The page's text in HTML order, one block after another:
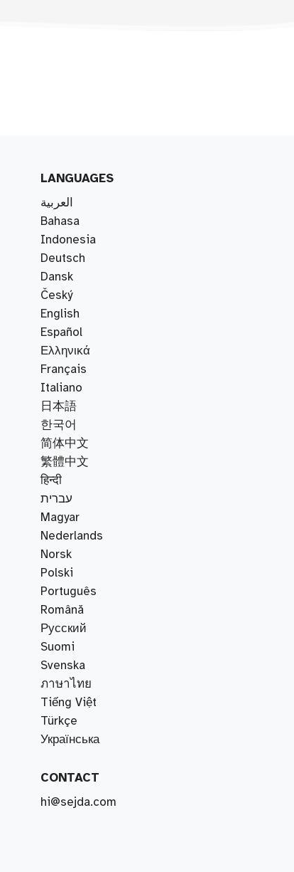
LANGUAGES
العربية
Bahasa
Indonesia
Deutsch
Dansk
Český
English
Español
Ελληνικά
Français
Italiano
日本語
한국어
简体中文
繁體中文
हिन्दी
עברית
Magyar
Nederlands
Norsk
Polski
Português
Română
Русский
Suomi
Svenska
ภาษาไทย
Tiếng Việt
Türkçe
Українська
CONTACT
hi@sejda.com